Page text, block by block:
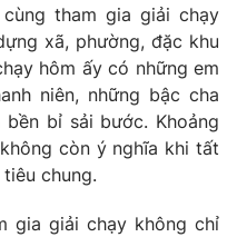
tham gia giải chạy
xã, phường, đặc khu
hôm ấy có những em
niên, những bậc cha
bỉ sải bước. Khoảng
còn ý nghĩa khi tất
chung.
gia giải chạy không chỉ